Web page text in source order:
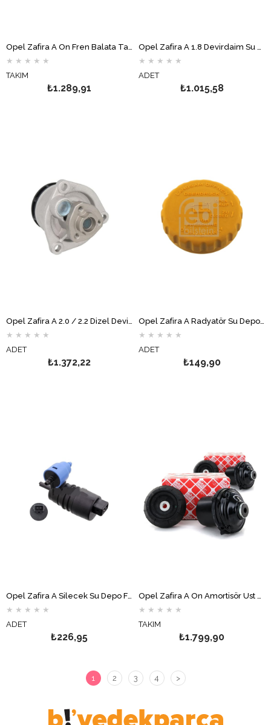
★ ★ ★ ★ ★
TAKIM
₺1.289,91
★ ★ ★ ★ ★
ADET
₺1.015,58
Opel Zafira A 2.0 / 2.2 Dizel Devirdaim Su Pompası GRAF
★ ★ ★ ★ ★
ADET
₺1.372,22
Opel Zafira A Radyatör Su Deposu Kapağı FEBİ
★ ★ ★ ★ ★
ADET
₺149,90
★ ★ ★ ★ ★
ADET
₺226,95
★ ★ ★ ★ ★
TAKIM
₺1.799,90
1 2 3 4 >